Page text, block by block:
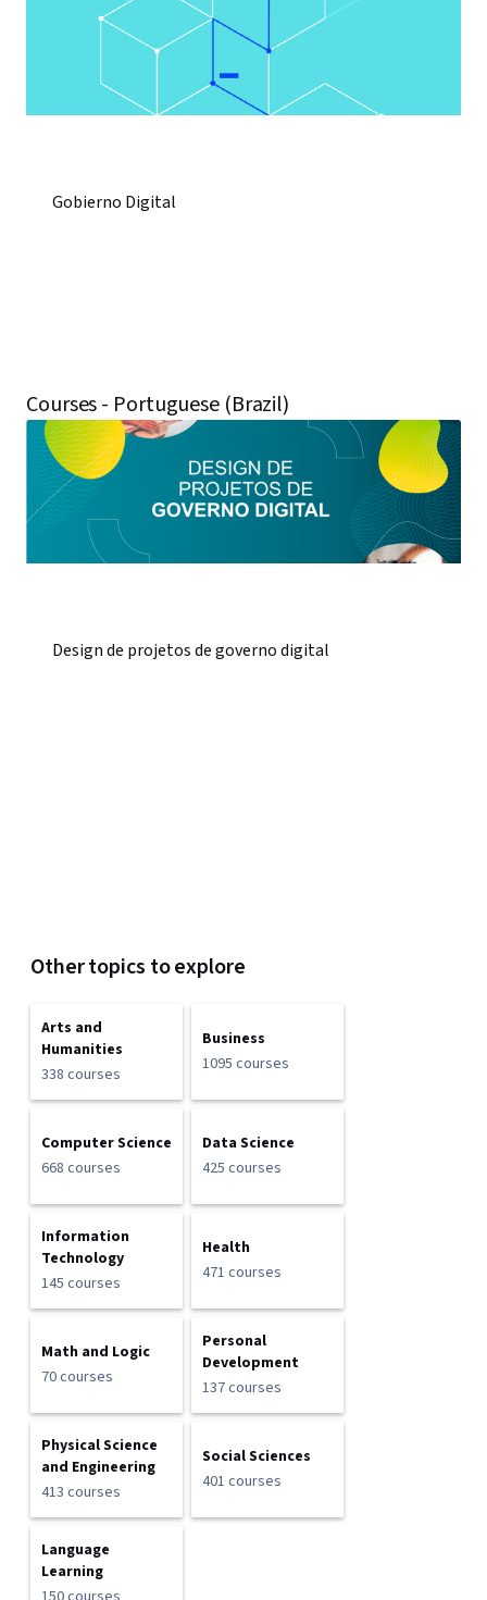
Gobierno Digital
Courses - Portuguese (Brazil)
Design de projetos de governo digital
Other topics to explore
Arts and
Humanities
338 courses
Business
1095 courses
Computer Science
668 courses
Data Science
425 courses
Information
Technology
145 courses
Health
471 courses
Math and Logic
70 courses
Personal
Development
137 courses
Physical Science
and Engineering
413 courses
Social Sciences
401 courses
Language
Learning